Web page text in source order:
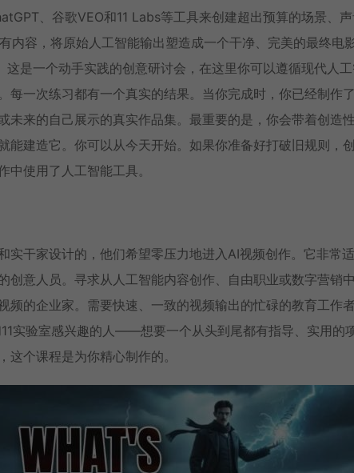
、谷歌VEO和11 Labs等工具来创建超出预算的场景、
内容，将原始人工智能输出塑造成一个干净、完美的最终电
这是一个动手实践的创意研讨会，在这里你可以遵循现代人
每一次练习都有一个真实的结果。当你完成时，你已经制
未来的自己展示的真实作品集。最重要的是，你会带着创造
能建造它。你可以从今天开始。如果你准备好打破旧规则，
中使用了人工智能工具。
实干家设计的，他们希望零压力地进入AI视频创作。它非常
创意人员。寻求从人工智能内容创作、自由职业或数字营销
频的企业家。需要快速、一致的视频输出的忙碌的教育工作
实验室感兴趣的人——想要一个从头到尾都有指导、实用的
这个课程是为你精心制作的。